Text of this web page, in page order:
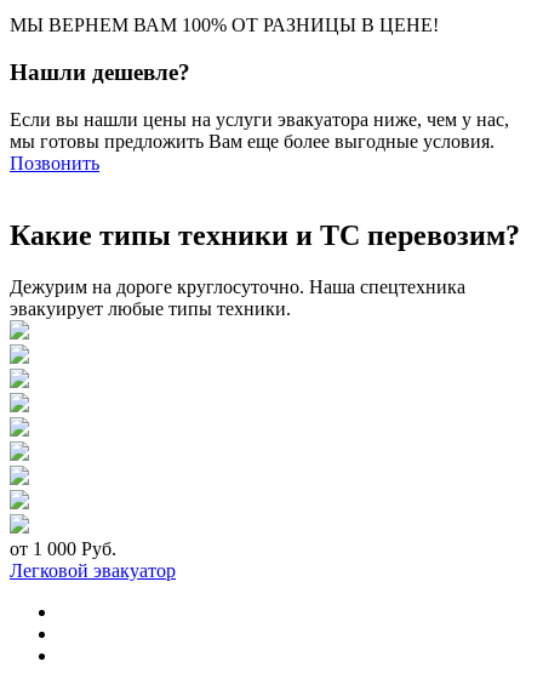
МЫ ВЕРНЕМ ВАМ 100% ОТ РАЗНИЦЫ В ЦЕНЕ!
Нашли дешевле?
Если вы нашли цены на услуги эвакуатора ниже, чем у нас,
мы готовы предложить Вам еще более выгодные условия.
Позвонить
Какие типы техники и ТС перевозим?
Дежурим на дороге круглосуточно. Наша спецтехника
эвакуирует любые типы техники.
от 1 000 Руб.
Легковой эвакуатор